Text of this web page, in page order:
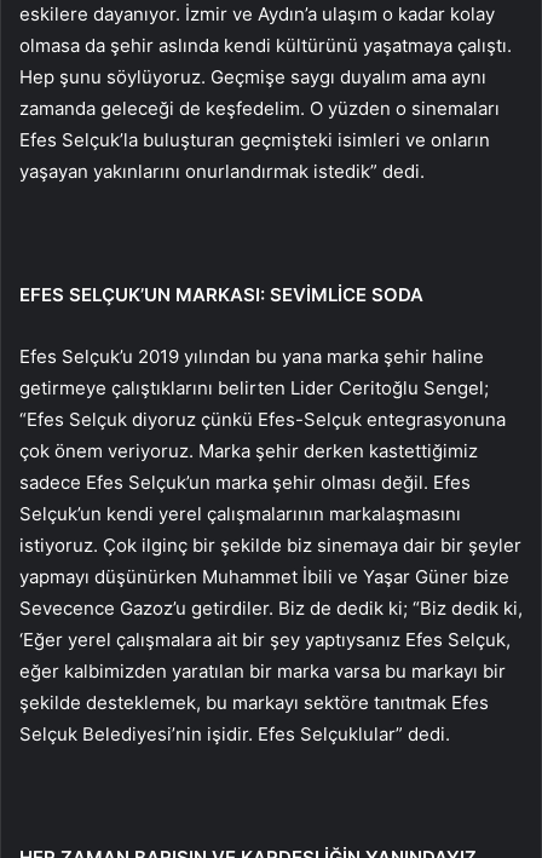
eskilere dayanıyor. İzmir ve Aydın’a ulaşım o kadar kolay
olmasa da şehir aslında kendi kültürünü yaşatmaya çalıştı.
Hep şunu söylüyoruz. Geçmişe saygı duyalım ama aynı
zamanda geleceği de keşfedelim. O yüzden o sinemaları
Efes Selçuk’la buluşturan geçmişteki isimleri ve onların
yaşayan yakınlarını onurlandırmak istedik” dedi.
EFES SELÇUK’UN MARKASI: SEVİMLİCE SODA
Efes Selçuk’u 2019 yılından bu yana marka şehir haline
getirmeye çalıştıklarını belirten Lider Ceritoğlu Sengel;
“Efes Selçuk diyoruz çünkü Efes-Selçuk entegrasyonuna
çok önem veriyoruz. Marka şehir derken kastettiğimiz
sadece Efes Selçuk’un marka şehir olması değil. Efes
Selçuk’un kendi yerel çalışmalarının markalaşmasını
istiyoruz. Çok ilginç bir şekilde biz sinemaya dair bir şeyler
yapmayı düşünürken Muhammet İbili ve Yaşar Güner bize
Sevecence Gazoz’u getirdiler. Biz de dedik ki; “Biz dedik ki,
‘Eğer yerel çalışmalara ait bir şey yaptıysanız Efes Selçuk,
eğer kalbimizden yaratılan bir marka varsa bu markayı bir
şekilde desteklemek, bu markayı sektöre tanıtmak Efes
Selçuk Belediyesi’nin işidir. Efes Selçuklular” dedi.